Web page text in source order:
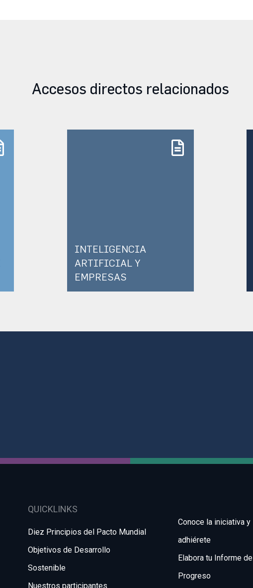
Accesos directos relacionados
INTELIGENCIA
ARTIFICIAL Y
EMPRESAS
QUICKLINKS
Diez Principios del Pacto Mundial
Objetivos de Desarrollo
Sostenible
Nuestros participantes
Conoce la iniciativa y
adhiérete
Elabora tu Informe de
Progreso